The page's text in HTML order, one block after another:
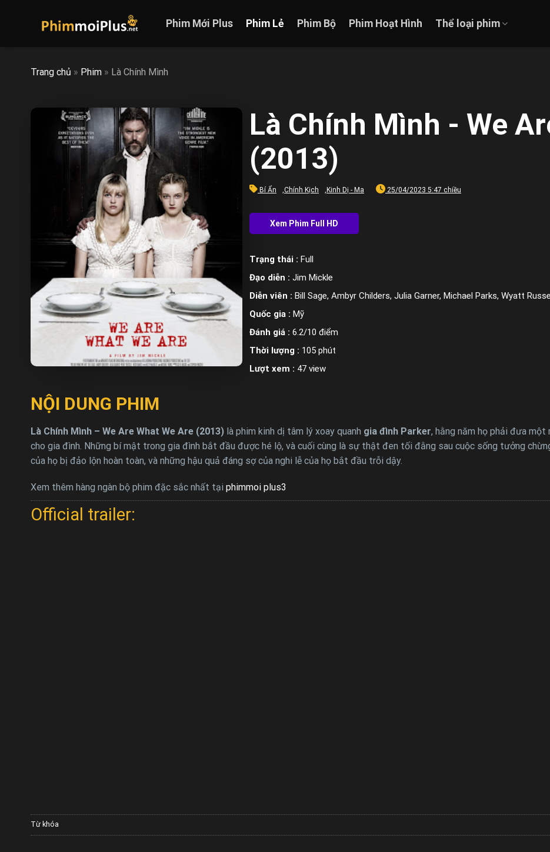
Phim Mới Plus Phim Lẻ Phim Bộ Phim Hoạt Hình Thể loại phim
Trang chủ » Phim » Là Chính Mình
Là Chính Mình - We
(2013)
Bí Ẩn Chính Kịch Kinh Dị - Ma 25/04/2023 5:47 chiều
Trạng thái : Full
Đạo diễn : Jim Mickle
Diễn viên : Bill Sage, Ambyr Childers, Julia Garner, Michael Parks, Wyatt
Quốc gia : Mỹ
Đánh giá : 6.2/10 điểm
Thời lượng : 105 phút
Lượt xem : 47 view
NỘI DUNG PHIM
Là Chính Mình – We Are What We Are (2013) là phim kinh dị tâm lý xoay quanh gia đình Parker, hằng năm họ phải đưa
cho gia đình. Những bí mật trong gia đình bắt đầu được hé lộ, và cuối cùng là sự thật đen tối đằng sau cuộc sống tưởng
của họ bị đảo lộn hoàn toàn, và những hậu quả đáng sợ của nghi lễ của họ bắt đầu trỗi dậy.
Xem thêm hàng ngàn bộ phim đặc sắc nhất tại phimmoi plus3
Official trailer:
Từ khóa